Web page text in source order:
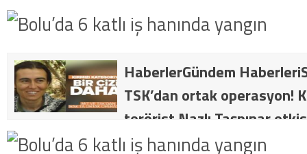
HaberlerGündem
TSK’dan ortak operasyon!
terörist Nazlı Taşpınar
dakika: MİT ve TSK’dan